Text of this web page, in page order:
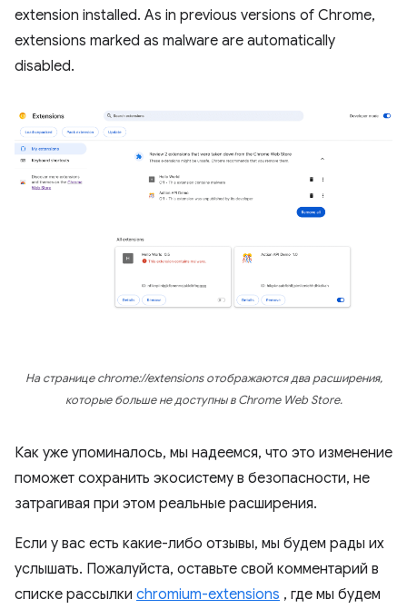
extension installed. As in previous versions of Chrome,
extensions marked as malware are automatically
disabled.
На странице chrome://extensions отображаются два расширения,
которые больше не доступны в Chrome Web Store.
Как уже упоминалось, мы надеемся, что это изменение
поможет сохранить экосистему в безопасности, не
затрагивая при этом реальные расширения.
Если у вас есть какие-либо отзывы, мы будем рады их
услышать. Пожалуйста, оставьте свой комментарий в
списке рассылки chromium-extensions , где мы будем